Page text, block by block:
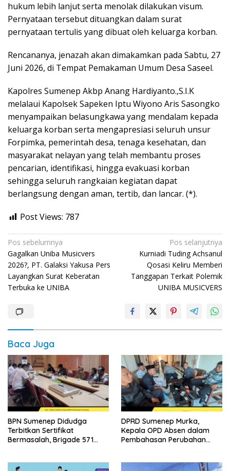
hukum lebih lanjut serta menolak dilakukan visum.
Pernyataan tersebut dituangkan dalam surat
pernyataan tertulis yang dibuat oleh keluarga korban.
Rencananya, jenazah akan dimakamkan pada Sabtu, 27
Juni 2026, di Tempat Pemakaman Umum Desa Saseel.
Kapolres Sumenep Akbp Anang Hardiyanto.,S.I.K
melalaui Kapolsek Sapeken Iptu Wiyono Aris Sasongko
menyampaikan belasungkawa yang mendalam kepada
keluarga korban serta mengapresiasi seluruh unsur
Forpimka, pemerintah desa, tenaga kesehatan, dan
masyarakat nelayan yang telah membantu proses
pencarian, identifikasi, hingga evakuasi korban
sehingga seluruh rangkaian kegiatan dapat
berlangsung dengan aman, tertib, dan lancar. (*).
Post Views: 787
Navigasi
pos
Pos sebelumnya
Gagalkan Uniba Musicvers
2026?, PT. Galaksi Yakusa Pers
Layangkan Surat Keberatan
Terbuka ke UNIBA
Pos selanjutnya
Kurniadi Tuding Achsanul
Qosasi Keliru Memberi
Tanggapan Terkait Polemik
UNIBA MUSICVERS
Baca Juga
BPN Sumenep Didudga
Terbitkan Sertifikat
Bermasalah, Brigade 571
DPRD Sumenep Murka,
Kepala OPD Absen dalam
Pembahasan Perubahan